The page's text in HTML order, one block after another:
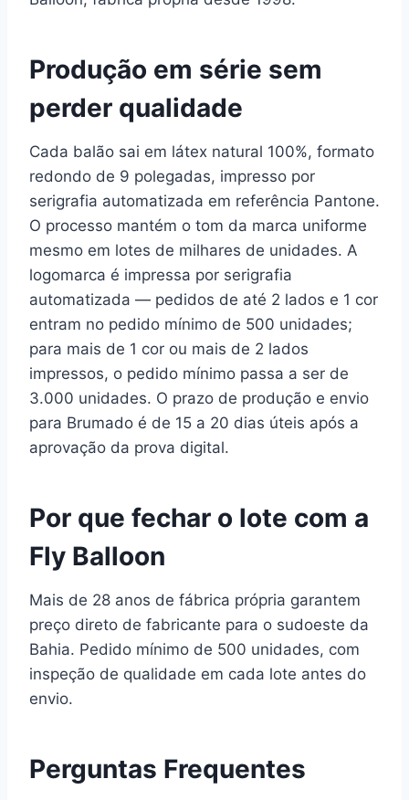
Produção em série sem
perder qualidade
Cada balão sai em látex natural 100%, formato
redondo de 9 polegadas, impresso por
serigrafia automatizada em referência Pantone.
O processo mantém o tom da marca uniforme
mesmo em lotes de milhares de unidades. A
logomarca é impressa por serigrafia
automatizada — pedidos de até 2 lados e 1 cor
entram no pedido mínimo de 500 unidades;
para mais de 1 cor ou mais de 2 lados
impressos, o pedido mínimo passa a ser de
3.000 unidades. O prazo de produção e envio
para Brumado é de 15 a 20 dias úteis após a
aprovação da prova digital.
Por que fechar o lote com a
Fly Balloon
Mais de 28 anos de fábrica própria garantem
preço direto de fabricante para o sudoeste da
Bahia. Pedido mínimo de 500 unidades, com
inspeção de qualidade em cada lote antes do
envio.
Perguntas Frequentes